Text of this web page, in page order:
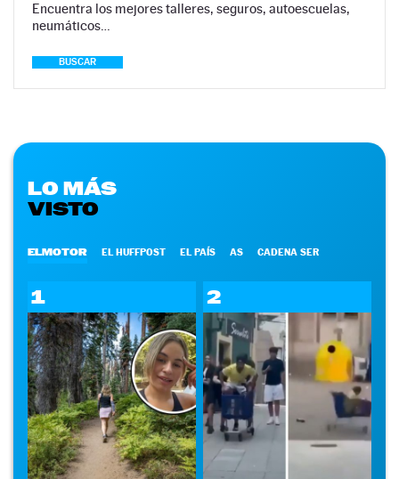
Encuentra los mejores talleres, seguros, autoescuelas,
neumáticos…
BUSCAR
LO MÁS
VISTO
ELMOTOR EL HUFFPOST EL PAÍS AS CADENA SER
1 2